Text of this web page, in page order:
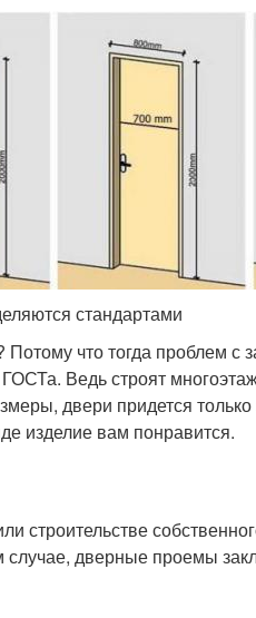
стандартами
что тогда проблем с
Ведь строят
двери придется
изделие вам понравится.
строительстве
случае, дверные проемы